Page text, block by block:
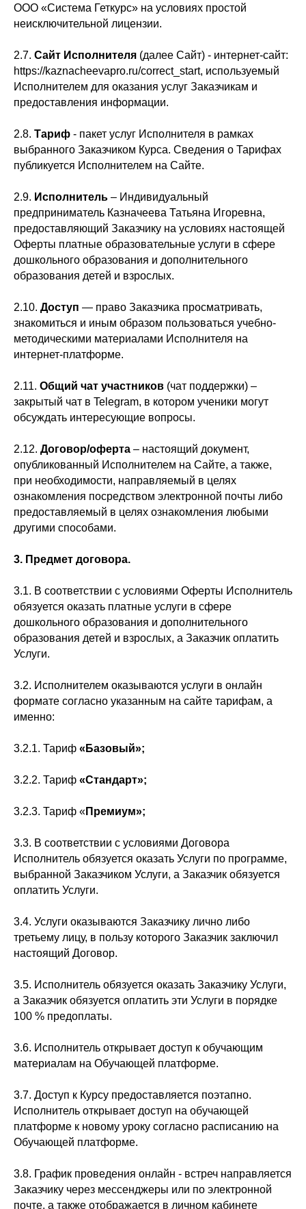
ООО «Система Геткурс» на условиях простой
неисключительной лицензии.
2.7. Сайт Исполнителя (далее Сайт) - интернет-сайт:
https://kaznacheevapro.ru/correct_start, используемый
Исполнителем для оказания услуг Заказчикам и
предоставления информации.
2.8. Тариф - пакет услуг Исполнителя в рамках
выбранного Заказчиком Курса. Сведения о Тарифах
публикуется Исполнителем на Сайте.
2.9. Исполнитель – Индивидуальный
предприниматель Казначеева Татьяна Игоревна,
предоставляющий Заказчику на условиях настоящей
Оферты платные образовательные услуги в сфере
дошкольного образования и дополнительного
образования детей и взрослых.
2.10. Доступ — право Заказчика просматривать,
знакомиться и иным образом пользоваться учебно-
методическими материалами Исполнителя на
интернет-платформе.
2.11. Общий чат участников (чат поддержки) –
закрытый чат в Telegram, в котором ученики могут
обсуждать интересующие вопросы.
2.12. Договор/оферта – настоящий документ,
опубликованный Исполнителем на Сайте, а также,
при необходимости, направляемый в целях
ознакомления посредством электронной почты либо
предоставляемый в целях ознакомления любыми
другими способами.
3. Предмет договора.
3.1. В соответствии с условиями Оферты Исполнитель
обязуется оказать платные услуги в сфере
дошкольного образования и дополнительного
образования детей и взрослых, а Заказчик оплатить
Услуги.
3.2. Исполнителем оказываются услуги в онлайн
формате согласно указанным на сайте тарифам, а
именно:
3.2.1. Тариф «Базовый»;
3.2.2. Тариф «Стандарт»;
3.2.3. Тариф «Премиум»;
3.3. В соответствии с условиями Договора
Исполнитель обязуется оказать Услуги по программе,
выбранной Заказчиком Услуги, а Заказчик обязуется
оплатить Услуги.
3.4. Услуги оказываются Заказчику лично либо
третьему лицу, в пользу которого Заказчик заключил
настоящий Договор.
3.5. Исполнитель обязуется оказать Заказчику Услуги,
а Заказчик обязуется оплатить эти Услуги в порядке
100 % предоплаты.
3.6. Исполнитель открывает доступ к обучающим
материалам на Обучающей платформе.
3.7. Доступ к Курсу предоставляется поэтапно.
Исполнитель открывает доступ на обучающей
платформе к новому уроку согласно расписанию на
Обучающей платформе.
3.8. График проведения онлайн - встреч направляется
Заказчику через мессенджеры или по электронной
почте, а также отображается в личном кабинете